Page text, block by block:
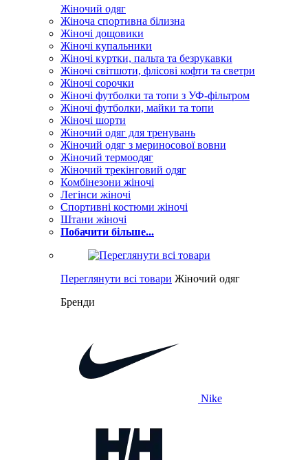
Жіночий одяг
Жіноча спортивна білизна
Жіночі дощовики
Жіночі купальники
Жіночі куртки, пальта та безрукавки
Жіночі світшоти, флісові кофти та светри
Жіночі сорочки
Жіночі футболки та топи з УФ-фільтром
Жіночі футболки, майки та топи
Жіночі шорти
Жіночий одяг для тренувань
Жіночий одяг з мериносової вовни
Жіночий термоодяг
Жіночий трекінговий одяг
Комбінезони жіночі
Легінси жіночі
Спортивні костюми жіночі
Штани жіночі
Побачити більше...
Переглянути всі товари Жіночий одяг
Бренди
Nike